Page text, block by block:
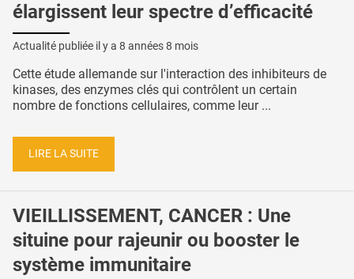
élargissent leur spectre d’efficacité
Actualité publiée il y a 8 années 8 mois
Cette étude allemande sur l'interaction des inhibiteurs de
kinases, des enzymes clés qui contrôlent un certain
nombre de fonctions cellulaires, comme leur ...
LIRE LA SUITE
VIEILLISSEMENT, CANCER : Une
situine pour rajeunir ou booster le
système immunitaire